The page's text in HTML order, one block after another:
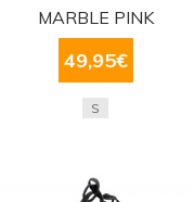
MARBLE PINK
49,95€
S